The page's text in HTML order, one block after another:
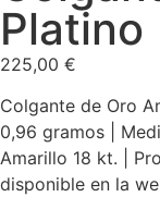
Platino
225,00 €
Colgante de Oro
0,96 gramos |
Amarillo 18 kt. |
disponible en la